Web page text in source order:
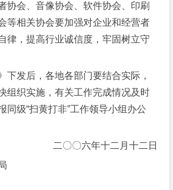
会、音像协会、软件协会、印刷
等相关协会要加强对企业和经营者
律，提高行业诚信度，牢固树立守
发后，各地各部门要结合实际，
组织实施，有关工作完成情况及时
同级“扫黄打非”工作领导小组办公
二〇〇六年十二月十二日